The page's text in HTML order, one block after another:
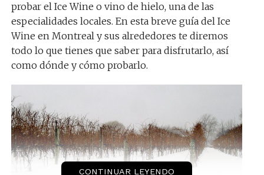
probar el Ice Wine o vino de hielo, una de las
especialidades locales. En esta breve guía del Ice
Wine en Montreal y sus alrededores te diremos
todo lo que tienes que saber para disfrutarlo, así
como dónde y cómo probarlo.
CONTINUAR LEYENDO